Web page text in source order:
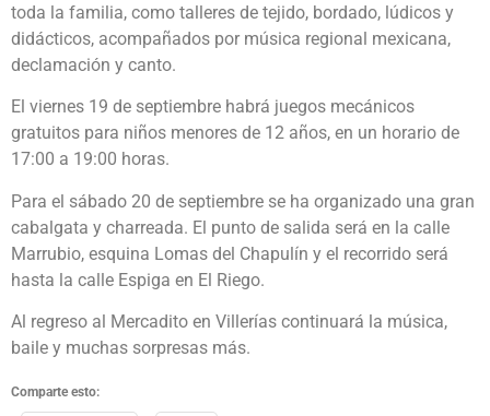
toda la familia, como talleres de tejido, bordado, lúdicos y
didácticos, acompañados por música regional mexicana,
declamación y canto.
El viernes 19 de septiembre habrá juegos mecánicos
gratuitos para niños menores de 12 años, en un horario de
17:00 a 19:00 horas.
Para el sábado 20 de septiembre se ha organizado una gran
cabalgata y charreada. El punto de salida será en la calle
Marrubio, esquina Lomas del Chapulín y el recorrido será
hasta la calle Espiga en El Riego.
Al regreso al Mercadito en Villerías continuará la música,
baile y muchas sorpresas más.
Comparte esto: